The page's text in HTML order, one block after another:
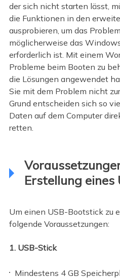
der sich nicht starten lässt,
die Funktionen in den
ausprobieren, um das
möglicherweise das
erforderlich ist. Mit einem
Probleme beim Booten zu
die Lösungen angewendet
Sie mit dem Problem nicht
Grund entscheiden sich so
Daten auf dem Computer
retten.
Erstellung eines
Um einen USB-Bootstick zu
folgende Voraussetzungen:
1. USB-Stick
Mindestens 4 GB